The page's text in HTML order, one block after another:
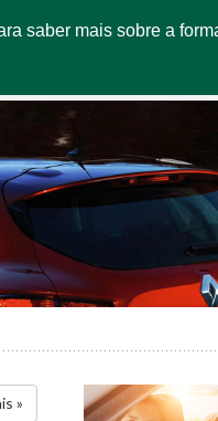
saber mais sobre a
»